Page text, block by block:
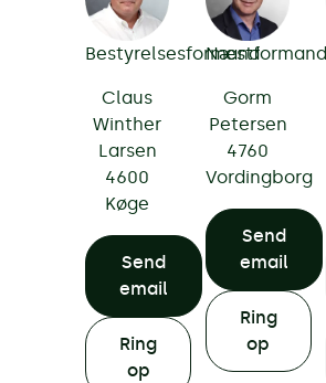
Bestyrelsesformand
Claus
Winther
Larsen
4600
Køge
Send
email
Ring
op
Næstformand
Gorm
Petersen
4760
Vordingborg
Send
email
Ring
op